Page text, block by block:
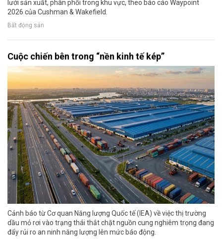
lưới sản xuất, phân phối trong khu vực, theo báo cáo Waypoint
2026 của Cushman & Wakefield.
Bất động sản
Cuộc chiến bên trong “nền kinh tế kép”
Cảnh báo từ Cơ quan Năng lượng Quốc tế (IEA) về việc thị trường
dầu mỏ rơi vào trạng thái thắt chặt nguồn cung nghiêm trọng đang
đẩy rủi ro an ninh năng lượng lên mức báo động.